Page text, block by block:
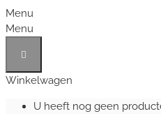
Menu
Menu
Winkelwagen
U heeft nog geen